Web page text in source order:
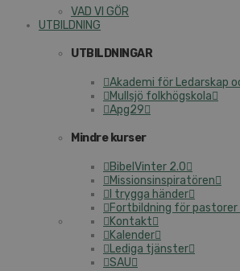
VAD VI GÖR
UTBILDNING
UTBILDNINGAR
Akademi för Ledarskap
Mullsjö folkhögskola
Apg29
Mindre kurser
BibelVinter 2.0
Missionsinspiratören
I trygga händer
Fortbildning för
Kontakt
Kalender
Lediga tjänster
SAU